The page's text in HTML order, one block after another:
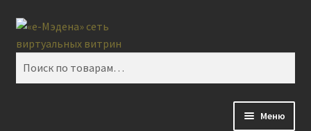
Перейти
к
Перейти
к
Поиск
Меню